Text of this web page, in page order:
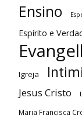
Ensino
Espírito e
Igreja
Jesus Cristo
Maria Francisca